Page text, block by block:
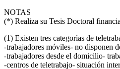
NOTAS
(*) Realiza su Tesis Doctoral
(1) Existen tres categorìas de
-trabajadores móviles- no disponen
-trabajadores desde el domicilio-
-centros de teletrabajo- situación